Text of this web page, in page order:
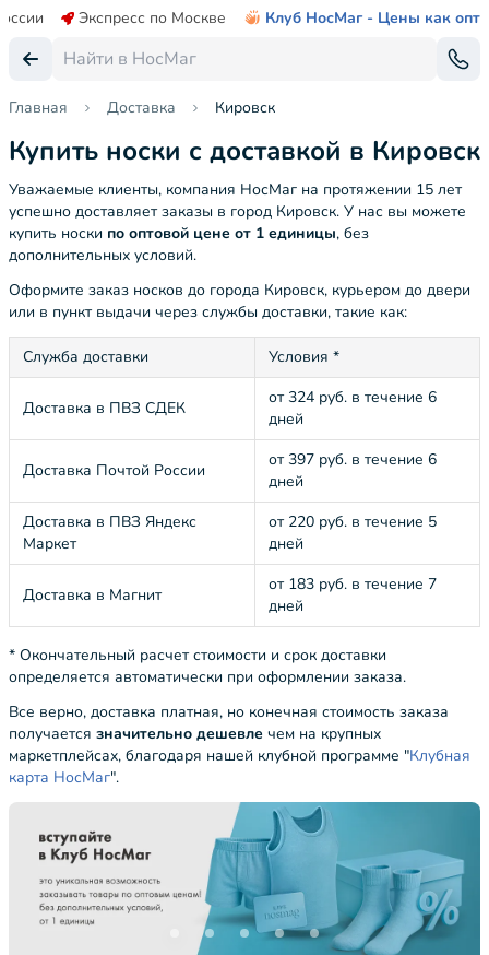
Экспресс по Москве Клуб НосМаг - Цены как опт
Главная Доставка Кировск
Купить носки с доставкой в Кировск
Уважаемые клиенты, компания НосМаг на протяжении 15 лет
успешно доставляет заказы в город Кировск. У нас вы можете
купить носки по оптовой цене от 1 единицы, без
дополнительных условий.
Оформите заказ носков до города Кировск, курьером до двери
или в пункт выдачи через службы доставки, такие как:
Служба доставки Условия *
Доставка в ПВЗ СДЕК
от 324 руб. в течение 6
дней
Доставка Почтой России
от 397 руб. в течение 6
дней
Доставка в ПВЗ Яндекс
Маркет
от 220 руб. в течение 5
дней
Доставка в Магнит
от 183 руб. в течение 7
дней
* Окончательный расчет стоимости и срок доставки
определяется автоматически при оформлении заказа.
Все верно, доставка платная, но конечная стоимость заказа
получается значительно дешевле чем на крупных
маркетплейсах, благодаря нашей клубной программе "Клубная
карта НосМаг".